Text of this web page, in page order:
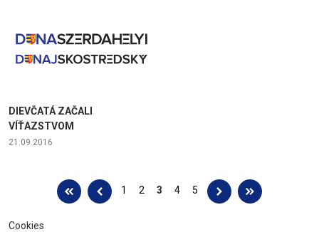
DIEVČATÁ ZAČALI
VÍŤAZSTVOM
21.09.2016
Stránky 1 2 3 4 5
Cookies